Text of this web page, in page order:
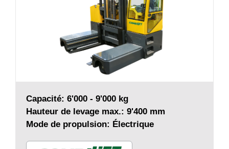
Capacité: 6'000 - 9'000 kg
Hauteur de levage max.: 9'400 mm
Mode de propulsion: Électrique